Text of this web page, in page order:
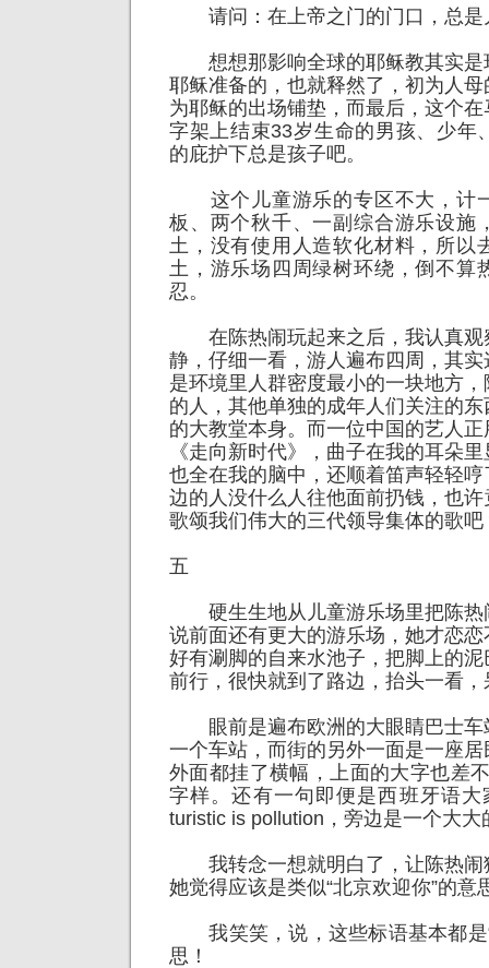
请问：在上帝之门的门口，总是
想想那影响全球的耶稣教其实是
耶稣准备的，也就释然了，初为人
为耶稣的出场铺垫，而最后，这个
字架上结束33岁生命的男孩、少年
的庇护下总是孩子吧。
这个儿童游乐的专区不大，计
板、两个秋千、一副综合游乐设施
土，没有使用人造软化材料，所以
土，游乐场四周绿树环绕，倒不算
忍。
在陈热闹玩起来之后，我认真观
静，仔细一看，游人遍布四周，其
是环境里人群密度最小的一块地方
的人，其他单独的成年人们关注的
的大教堂本身。而一位中国的艺人
《走向新时代》，曲子在我的耳朵
也全在我的脑中，还顺着笛声轻轻
边的人没什么人往他面前扔钱，也
歌颂我们伟大的三代领导集体的歌吧
五
硬生生地从儿童游乐场里把陈热
说前面还有更大的游乐场，她才恋
好有涮脚的自来水池子，把脚上的
前行，很快就到了路边，抬头一看，
眼前是遍布欧洲的大眼睛巴士车
一个车站，而街的另外一面是一座
外面都挂了横幅，上面的大字也差
字样。还有一句即便是西班牙语大
turistic is pollution，旁边是一个大大
我转念一想就明白了，让陈热闹
她觉得应该是类似“北京欢迎你”的意
我笑笑，说，这些标语基本都是
思！